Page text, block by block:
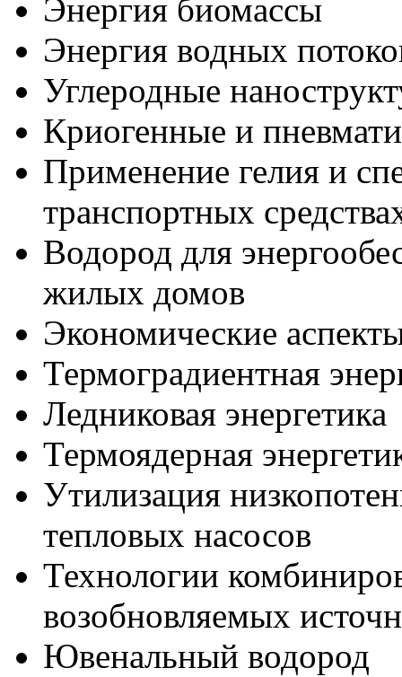
Энергия биомассы
Энергия водных
Углеродные
Криогенные и
Применение гелия и
транспортных
Водород для
жилых домов
Экономические
Термоградиентная
Ледниковая энергетика
Термоядерная
Утилизация
тепловых насосов
Технологии
возобновляемых
Ювенальный водород